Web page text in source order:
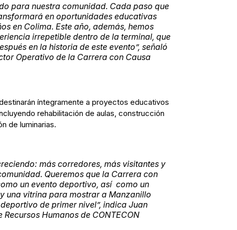
para nuestra comunidad. Cada paso que
en oportunidades educativas
en Colima. Este año, además, hemos
irrepetible dentro de la terminal, que
en la historia de este evento”, señaló
Operativo de la Carrera con Causa
íntegramente a proyectos educativos
rehabilitación de aulas, construcción
de luminarias.
más corredores, más visitantes y
Queremos que la Carrera con
un evento deportivo, así como un
una vitrina para mostrar a Manzanillo
de primer nivel”, indica Juan
Humanos de CONTECON